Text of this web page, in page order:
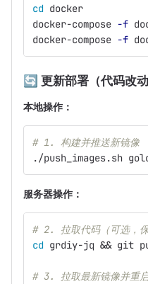
cd docker
docker-compose -f
docker-compose -f
🔄 更新部署（代码改动
本地操作：
# 1. 构建并推送新镜像
./push_images.sh
服务器操作：
# 2. 拉取代码（可选，保
cd grdiy-jq && git
# 3. 拉取最新镜像并重